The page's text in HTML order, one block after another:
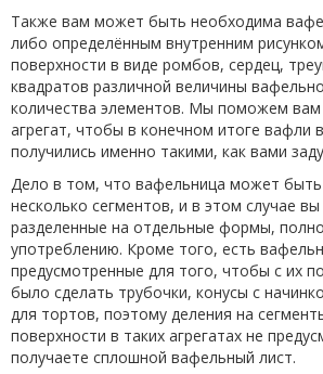
Также вам может быть необходима
либо определённым внутренним
поверхности в виде ромбов, сердец,
квадратов различной величины
количества элементов. Мы поможем
агрегат, чтобы в конечном итоге вафли
получились именно такими, как вами
Дело в том, что вафельница может быть
несколько сегментов, и в этом случае
разделенные на отдельные формы,
употреблению. Кроме того, есть
предусмотренные для того, чтобы с их
было сделать трубочки, конусы с
для тортов, поэтому деления на
поверхности в таких агрегатах не
получаете сплошной вафельный лист.